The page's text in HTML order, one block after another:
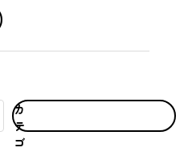
カ
テ
ゴ